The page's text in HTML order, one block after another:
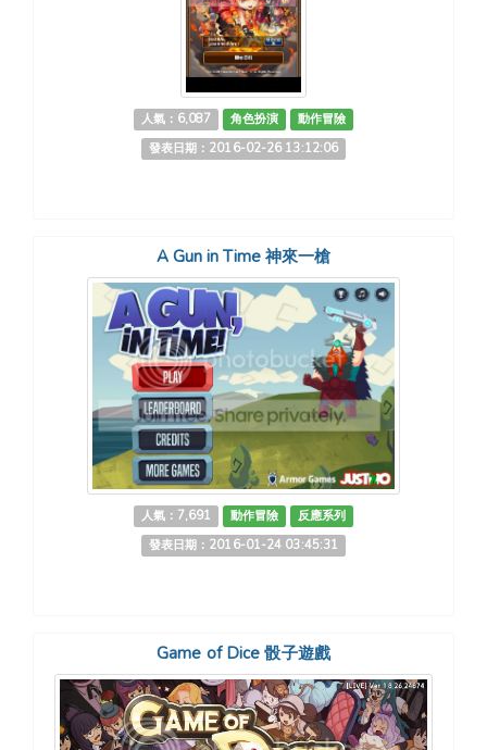
人氣：6,087 角色扮演
動作冒險
發表日期：2016-02-26 13:12:06
A Gun in Time 神來一槍
人氣：7,691 動作冒險
反應系列
發表日期：2016-01-24 03:45:31
Game of Dice 骰子遊戲